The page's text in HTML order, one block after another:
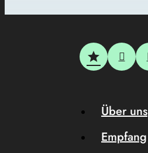
Über uns
Empfang